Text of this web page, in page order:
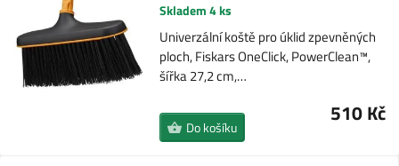
Skladem 4 ks
Univerzální koště pro úklid zpevněných
ploch, Fiskars OneClick, PowerClean™,
šířka 27,2 cm,…
510 Kč
Do košíku